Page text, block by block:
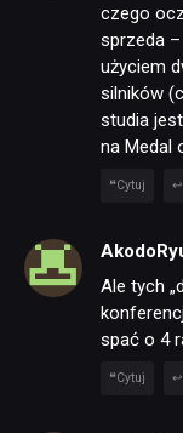
czego
sprzeda
użyciem
silników
studia
na Medal
Cytuj
Ale tych
spać o 4
Cytuj